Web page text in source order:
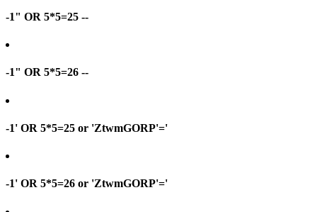
-1" OR 5*5=25 --
-1" OR 5*5=26 --
-1' OR 5*5=25 or 'ZtwmGORP'='
-1' OR 5*5=26 or 'ZtwmGORP'='